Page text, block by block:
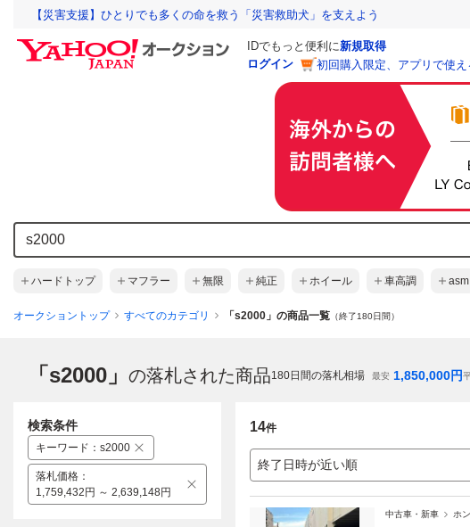
【災害支援】ひとりでも多くの命を救う「災害救助犬」を支えよう
IDでもっと便利に新規取得
ログイン
初回購入限定、アプリで使
ハードトップ マフラー 無限 純正 ホイール 車高調 asm
オークショントップ すべてのカテゴリ 「s2000」の商品一覧 （終了180日間）
「s2000」 の落札された商品180日間の落札相場 最安 1,850,000円
14件
終了日時が近い順
中古車・新車 ホ
検索条件
キーワード ： s2000
落札価格 ：
1,759,432円 ～ 2,639,148円